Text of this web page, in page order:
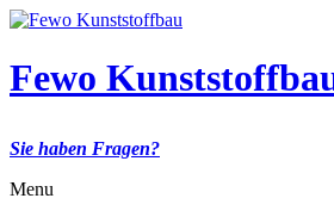
Fewo
Sie haben Fragen?
Menu